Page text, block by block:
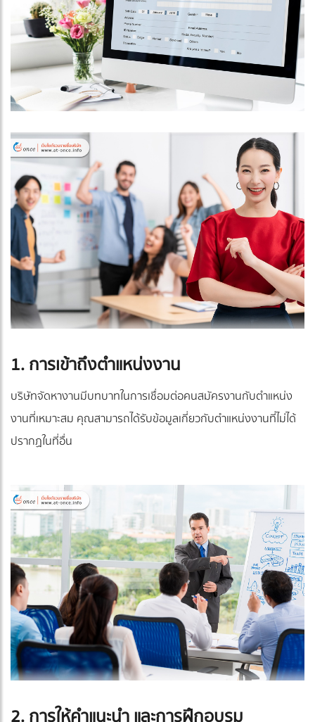
1. การเข้าถึงตำแหน่งงาน
บริษัทจัดหางานมีบทบาทในการเชื่อมต่อคนสมัครงานกับตำแหน่ง
งานที่เหมาะสม คุณสามารถได้รับข้อมูลเกี่ยวกับตำแหน่งงานที่ไม่ได้
ปรากฏในที่อื่น